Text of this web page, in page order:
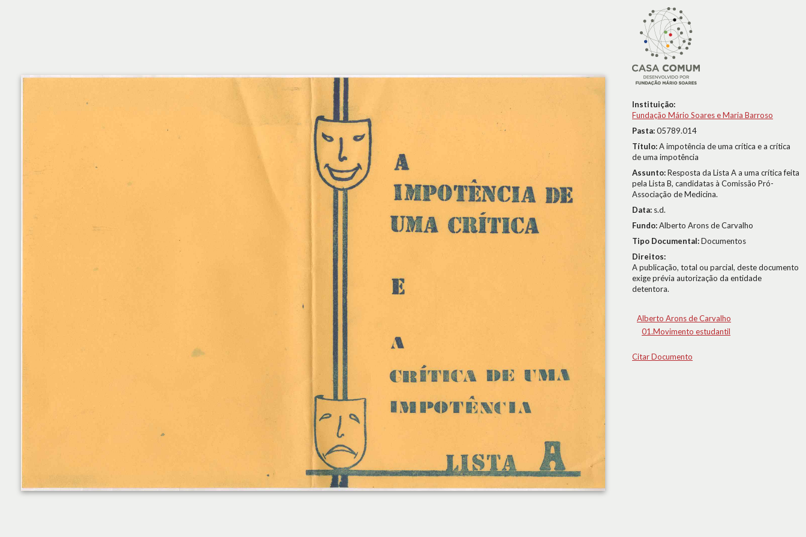
Instituição:
Fundação Mário Soares e Maria Barroso
Pasta:05789.014
Título:A impotência de uma crítica e a crítica
de uma impotência
Assunto:Resposta da Lista A a uma crítica feita
pela Lista B, candidatas à Comissão Pró-
Associação de Medicina.
Data: s.d.
Fundo:Alberto Arons de Carvalho
Tipo Documental:Documentos
Direitos:
A publicação, total ou parcial, deste documento
exige prévia autorização da entidade
detentora.
Alberto Arons de Carvalho
01.Movimento estudantil
Citar Documento